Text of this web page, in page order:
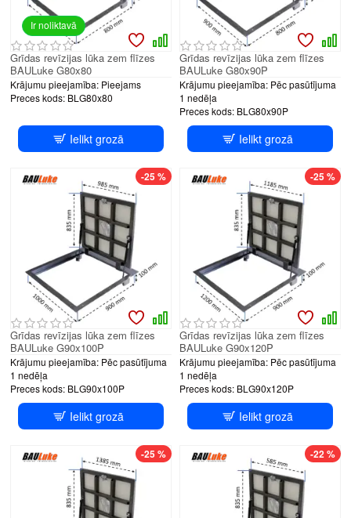
Ir noliktavā
Krājumu pieejamība: Pieejams
Preces kods: BLG80x80
Grīdas revīzijas lūka zem flīzes
BAULuke G80x80
Ielikt grozā
Krājumu pieejamība: Pēc pasūtījuma
1 nedēļa
Preces kods: BLG80x90P
Grīdas revīzijas lūka zem flīzes
BAULuke G80x90P
Ielikt grozā
-25 %
Krājumu pieejamība: Pēc pasūtījuma
1 nedēļa
Preces kods: BLG90x100P
Grīdas revīzijas lūka zem flīzes
BAULuke G90x100P
Ielikt grozā
-25 %
Krājumu pieejamība: Pēc pasūtījuma
1 nedēļa
Preces kods: BLG90x120P
Grīdas revīzijas lūka zem flīzes
BAULuke G90x120P
Ielikt grozā
-25 % -22 %